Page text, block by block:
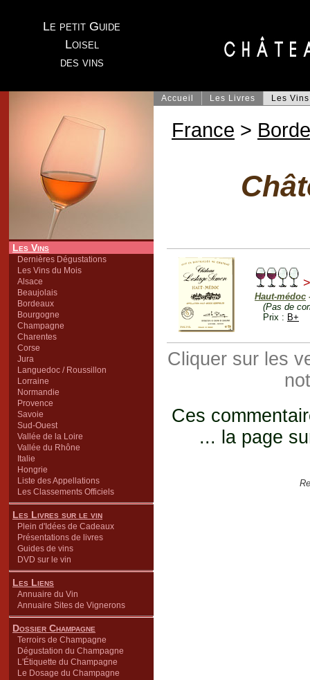
Le petit Guide
Loisel
des vins
Les Vins
Dernières Dégustations
Les Vins du Mois
Alsace
Beaujolais
Bordeaux
Bourgogne
Champagne
Charentes
Corse
Jura
Languedoc / Roussillon
Lorraine
Normandie
Provence
Savoie
Sud-Ouest
Vallée de la Loire
Vallée du Rhône
Italie
Hongrie
Liste des Appellations
Les Classements Officiels
Les Livres sur le vin
Plein d'Idées de Cadeaux
Présentations de livres
Guides de vins
DVD sur le vin
Les Liens
Annuaire du Vin
Annuaire Sites de Vignerons
Dossier Champagne
Terroirs de Champagne
Dégustation du Champagne
L'Étiquette du Champagne
Le Dosage du Champagne
Accueil Les Livres Les Vins
France >
Haut-médoc
(Pas de
Prix : B+
Cliquer sur les
Ces
... la page